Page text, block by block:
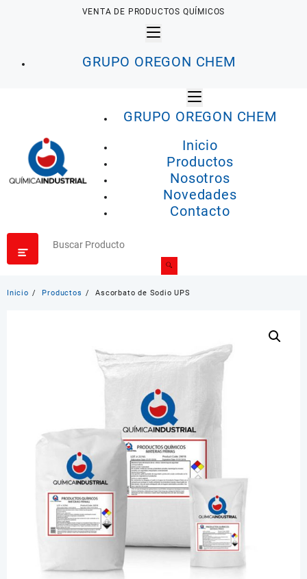
VENTA DE PRODUCTOS QUÍMICOS
GRUPO OREGON CHEM
GRUPO OREGON CHEM
Inicio
Productos
Nosotros
Novedades
Contacto
Inicio Productos Ascorbato de Sodio UPS